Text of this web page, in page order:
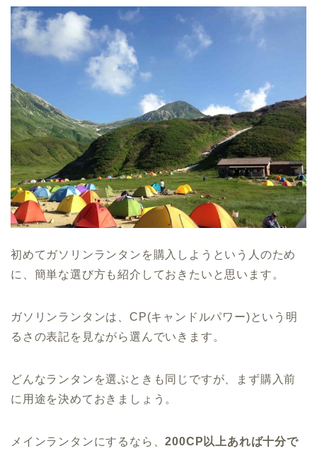
初めてガソリンランタンを購入しようという人のため
に、簡単な選び方も紹介しておきたいと思います。
ガソリンランタンは、CP(キャンドルパワー)という明
るさの表記を見ながら選んでいきます。
どんなランタンを選ぶときも同じですが、まず購入前
に用途を決めておきましょう。
メインランタンにするなら、200CP以上あれば十分で